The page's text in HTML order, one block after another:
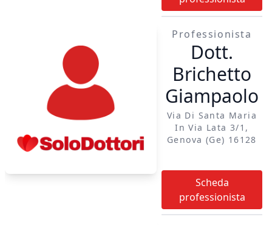
Professionista
Dott.
Brichetto
Giampaolo
Via Di Santa Maria
In Via Lata 3/1,
Genova (ge) 16128
Scheda
professionista